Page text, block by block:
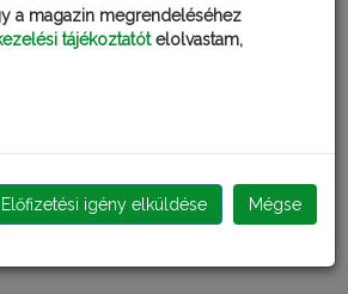
Kérdezd Fatudort!
a magazin megrendeléséhez
tájékoztatótelolvastam,
Előfizetési igény elküldése Mégse